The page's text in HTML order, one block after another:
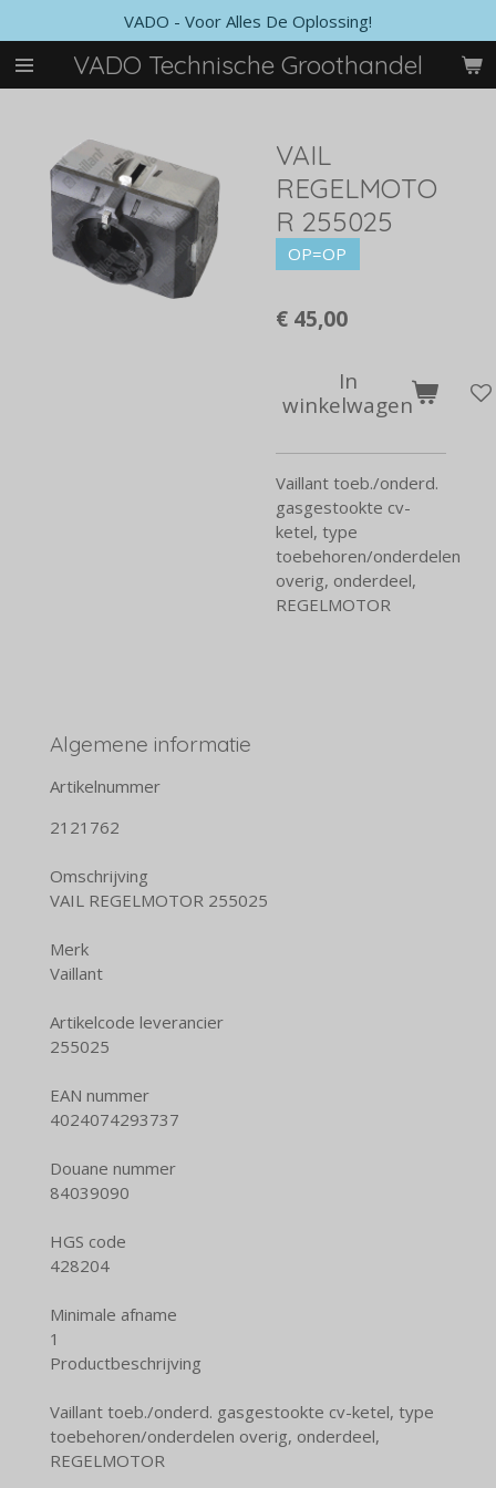
direct
naar
de
VADO Technische Groothandel
VADO - Voor Alles De Oplossing!
VAIL
REGELMOTO
R 255025
OP=OP
€ 45,00
In
winkelwagen
Vaillant toeb./onderd.
gasgestookte cv-
ketel, type
toebehoren/onderdelen
overig, onderdeel,
REGELMOTOR
Algemene informatie
Artikelnummer
2121762
Omschrijving
VAIL REGELMOTOR 255025
Merk
Vaillant
Artikelcode leverancier
255025
EAN nummer
4024074293737
Douane nummer
84039090
HGS code
428204
Minimale afname
1
Productbeschrijving
Vaillant toeb./onderd. gasgestookte cv-ketel, type
toebehoren/onderdelen overig, onderdeel,
REGELMOTOR